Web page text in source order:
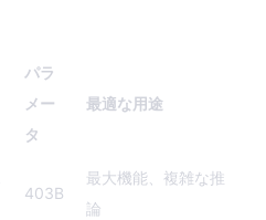
パラ
メー
タ
最適な用途
403B
最大機能、複雑な推
論